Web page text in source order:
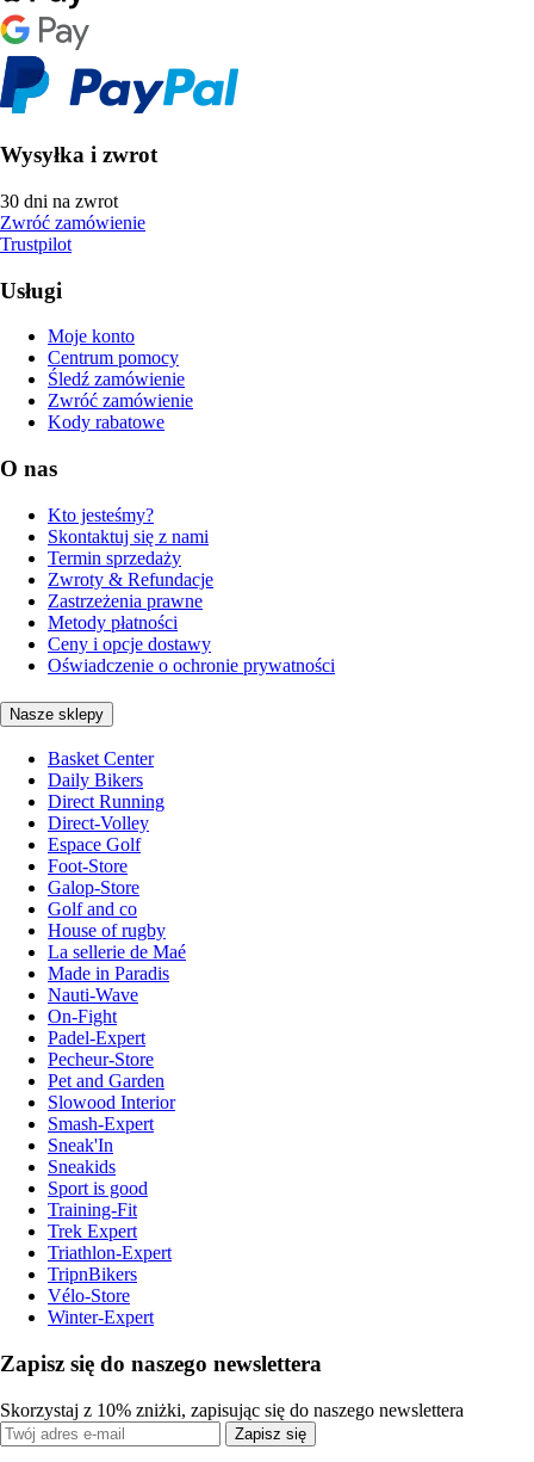
Wysyłka i zwrot
30 dni na zwrot
Zwróć zamówienie
Trustpilot
Usługi
Moje konto
Centrum pomocy
Śledź zamówienie
Zwróć zamówienie
Kody rabatowe
O nas
Kto jesteśmy?
Skontaktuj się z nami
Termin sprzedaży
Zwroty & Refundacje
Zastrzeżenia prawne
Metody płatności
Ceny i opcje dostawy
Oświadczenie o ochronie prywatności
Nasze sklepy
Basket Center
Daily Bikers
Direct Running
Direct-Volley
Espace Golf
Foot-Store
Galop-Store
Golf and co
House of rugby
La sellerie de Maé
Made in Paradis
Nauti-Wave
On-Fight
Padel-Expert
Pecheur-Store
Pet and Garden
Slowood Interior
Smash-Expert
Sneak'In
Sneakids
Sport is good
Training-Fit
Trek Expert
Triathlon-Expert
TripnBikers
Vélo-Store
Winter-Expert
Zapisz się do naszego newslettera
Skorzystaj z 10% zniżki, zapisując się do naszego newslettera
Zapisz się